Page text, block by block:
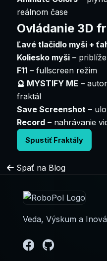
reálnom čase
Ovládanie 3D
Ľavé tlačidlo myši +
Koliesko myši –
F11 – fullscreen režim
🔮 MYSTIFY ME –
fraktál
Save Screenshot –
Record – nahrávanie
Spustiť Fraktály
Späť na Blog
Veda, Výskum a